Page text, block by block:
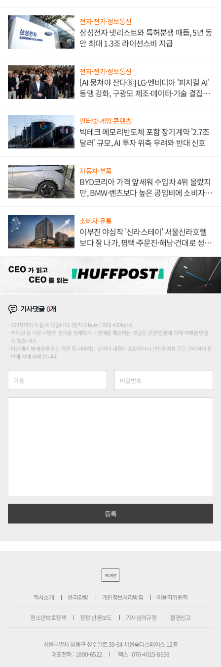
전자·전기·정보통신
삼성전자 넷리스트와 특허분쟁 매듭, 5년 동
안 최대 1.3조 라이선스비 지급
전자·전기·정보통신
[AI 뭉쳐야 산다⑧] LG·엔비디아 '피지컬 AI'
동맹 강화, 구광모 제조·데이터·기술 결집
인터넷·게임·콘텐츠
빅테크 메모리반도체 포함 장기계약 '2.7조
달러' 규모, AI 투자 위축 우려와 반대 신호
자동차·부품
BYD코리아 가격 앞세워 수입차 4위 올랐지
만, BMW·벤츠보다 높은 공임비에 소비자
소비자·유통
이부진 야심작 '신라스테이' 서울신라호텔
보다 잘 나가, 평택·주문진·해남·건대로 성
기사댓글0개
200자까지 쓰실 수 있습니다. (현재 0 byte / 최대 400byte)
저작권 등 다른 사람의 권리를 침해하거나 명예를 훼손하는 댓글은 관련 법률에 의해 제재를 받을
수 있습니다.
타인에게 불쾌감을 주는 욕설 등 비하하는 단어가 내용에 포함되거나 인신공격성 글은 관리자의 판
단에 의해 삭제 합니다.
PC버전
회사소개 윤리강령 개인정보처리방침 이용자위원회
청소년보호정책 정정·반론보도 기사심의규정 불편신고
서울특별시 성동구 성수일로 39-34 서울숲더스페이스 12층
대표전화 : 1800-6522
팩스 : 070-4015-8658